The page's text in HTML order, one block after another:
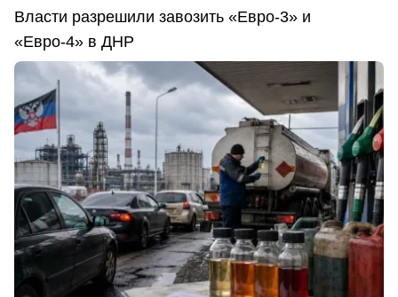
Власти разрешили завозить «Евро-3» и
«Евро-4» в ДНР